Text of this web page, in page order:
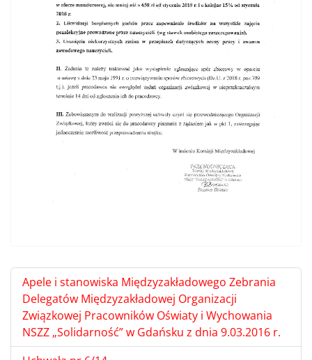
Apele i stanowiska Międzyzakładowego Zebrania
Delegatów Międzyzakładowej Organizacji
Związkowej Pracowników Oświaty i Wychowania
NSZZ „Solidarność” w Gdańsku z dnia 9.03.2016 r.